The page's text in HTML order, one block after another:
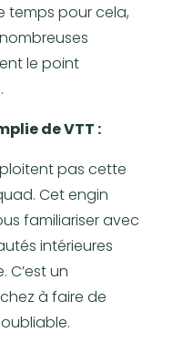
temps pour cela,
le point
de VTT :
pas cette
Cet engin
familiariser avec
intérieures
C’est un
à faire de